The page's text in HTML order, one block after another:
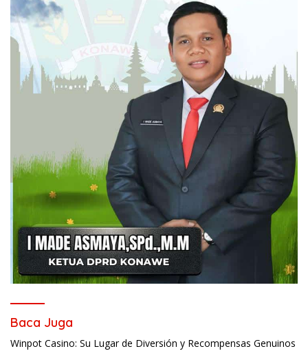
Baca Juga
Winpot Casino: Su Lugar de Diversión y Recompensas Genuinos